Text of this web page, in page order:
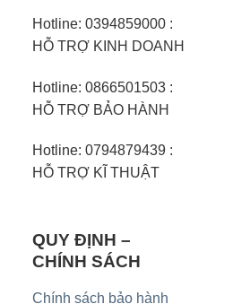
Hotline: 0394859000 :
HỖ TRỢ KINH DOANH
Hotline: 0866501503 :
HỖ TRỢ BẢO HÀNH
Hotline: 0794879439 :
HỖ TRỢ KĨ THUẬT
QUY ĐỊNH –
CHÍNH SÁCH
Chính sách bảo hành